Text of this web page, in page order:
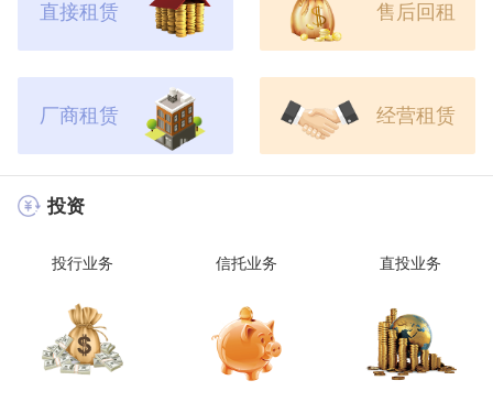
直接租赁 售后回租
厂商租赁 经营租赁
投资
投行业务 信托业务 直投业务